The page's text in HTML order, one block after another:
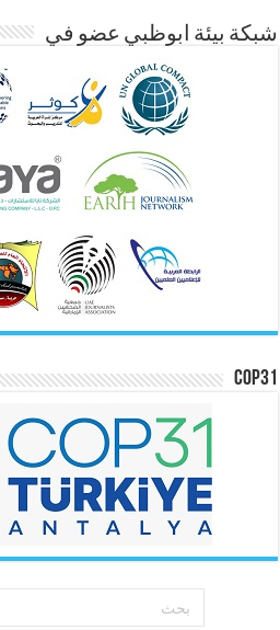
شبكة بيئة ابوظبي عضو في
COP31